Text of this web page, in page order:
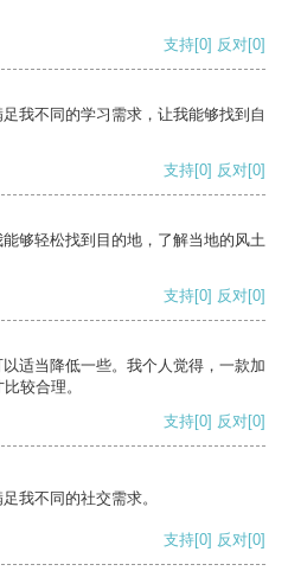
支持[0] 反对[0]
我不同的学习需求，让我能够找到自
支持[0] 反对[0]
够轻松找到目的地，了解当地的风土
支持[0] 反对[0]
适当降低一些。我个人觉得，一款加
较合理。
支持[0] 反对[0]
我不同的社交需求。
支持[0] 反对[0]